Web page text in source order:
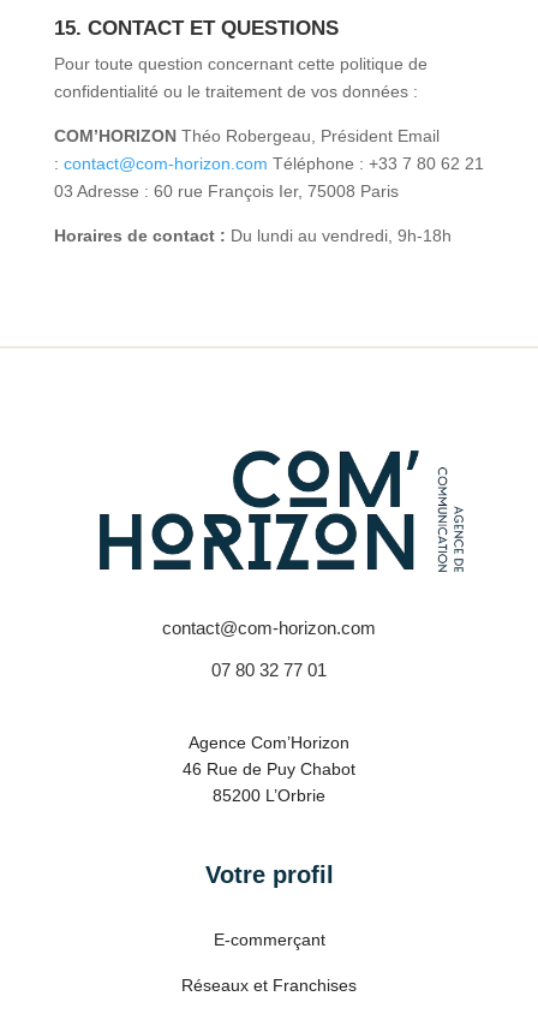
15. CONTACT ET QUESTIONS
Pour toute question concernant cette politique de
confidentialité ou le traitement de vos données :
COM’HORIZON Théo Robergeau, Président Email
: contact@com-horizon.com Téléphone : +33 7 80 62 21
03 Adresse : 60 rue François Ier, 75008 Paris
Horaires de contact : Du lundi au vendredi, 9h-18h
contact@com-horizon.com
07 80 32 77 01
Agence Com’Horizon
46 Rue de Puy Chabot
85200 L’Orbrie
Votre profil
E-commerçant
Réseaux et Franchises